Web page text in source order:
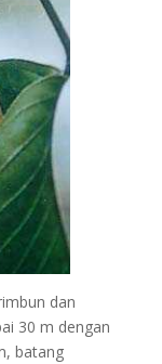
dan
30 m dengan
batang